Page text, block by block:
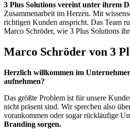
3 Plus Solutions vereint unter ihrem
Zusammenarbeit im Herzen. Mit
richtigen Kunden anspricht. Das Team
Marco Schröder, wie 3 Plus Solutions
Marco Schröder von 3
Herzlich willkommen im
aufnehmen?
Das größte Problem ist für unsere
nicht präsent sind. Wir sprechen also
vorankommen oder sogar rückläufige
Branding sorgen.